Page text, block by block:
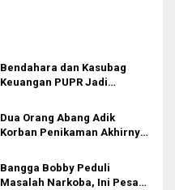
Bendahara dan Kasubag
Keuangan PUPR Jadi
Dua Orang Abang Adik
Korban Penikaman Akhirnya
Bangga Bobby Peduli
Masalah Narkoba, Ini Pesan